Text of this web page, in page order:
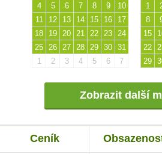
4
5 6 7 8 9
10
11
12 13 14 15 16
17
18
19 20 21 22 23
24
25
26 27 28 29 30 31
1
2 3 4 5 6 7
1
8
15
22
29
Zobrazit další
Ceník